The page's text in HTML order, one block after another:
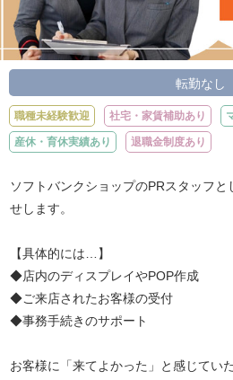
転勤なし
職種未経験歓迎 社宅・家賃補助あり
産休・育休実績あり 退職金制度あり
ソフトバンクショップのPRスタッフ
せします。
【具体的には…】
◆店内のディスプレイやPOP作成
◆ご来店されたお客様の受付
◆事務手続きのサポート
お客様に「来てよかった」と感じてい